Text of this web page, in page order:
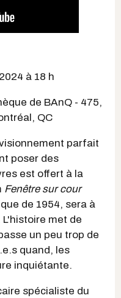
à 18 h
de BAnQ - 475,
QC
parfait
poser des
est offert à la
Fenêtre sur cour
de 1954, sera à
met de
un peu trop de
quand, les
inquiétante.
spécialiste du